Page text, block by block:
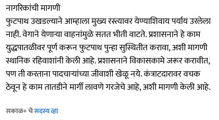
नागरिकांची मागणी
फुटपाथ उखडल्याने आम्हाला मुख्य रस्त्यावर येण्याशिवाय पर्याय उरलेला
नाही. वेगाने येणाऱ्या वाहनांमुळे सतत भीती वाटते. प्रशासनाने हे काम
युद्धपातळीवर पूर्ण करून फुटपाथ पुन्हा सुस्थितीत करावा, अशी मागणी
स्थानिक रहिवाशांनी केली आहे. प्रशासनाने विकासकामे जरूर करावीत,
पण ती करताना पादचाऱ्यांच्या जीवाशी खेळू नये. कंत्राटदारावर वचक
ठेवून हे काम तातडीने मार्गी लावणे गरजेचे आहे, अशी मागणी केली आहे.
सकाळ+ चेसदस्य व्हा